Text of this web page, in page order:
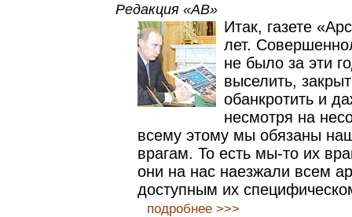
Редакция «АВ»
Итак, газете
лет.
не было за эти
выселить,
обанкротить и
несмотря на
всему этому мы обязаны
врагам. То есть мы-то их
они на нас наезжали всем
доступным их
подробнее >>>